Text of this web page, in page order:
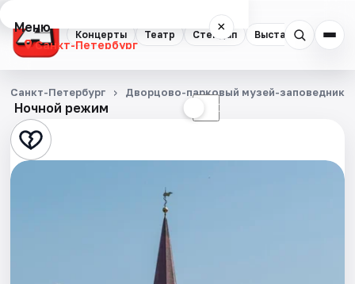
Концерты Театр Стендап Выставки
Меню ×
Санкт-Петербург
Концерты
Театр
Стендап
Ночной режим ☾
Санкт-Петербург Дворцово-парковый музей-заповедник